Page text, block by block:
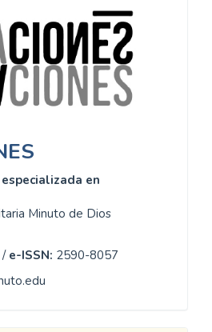
en
Minuto de Dios
/ e-ISSN: 2590-8057